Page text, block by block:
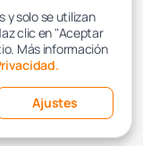
y solo se utilizan
clic en "Aceptar
Más información
Ajustes